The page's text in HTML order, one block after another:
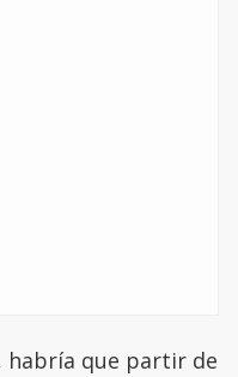
habría que partir de